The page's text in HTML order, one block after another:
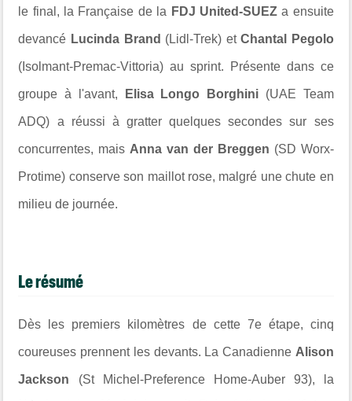
le final, la Française de la FDJ United-SUEZa ensuite
devancé Lucinda Brand (Lidl-Trek) etChantal Pegolo
(Isolmant-Premac-Vittoria) au sprint. Présente dans ce
groupe à l'avant, Elisa Longo Borghini (UAE Team
ADQ) a réussi à gratter quelques secondes sur ses
concurrentes, mais Anna van der Breggen (SD Worx-
Protime) conserve son maillot rose, malgré une chute en
milieu de journée.
Le résumé
Dès les premiers kilomètres de cette 7e étape, cinq
coureuses prennent les devants. La Canadienne Alison
Jackson (St Michel-Preference Home-Auber 93), la